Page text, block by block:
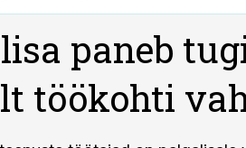
paneb
töökohti